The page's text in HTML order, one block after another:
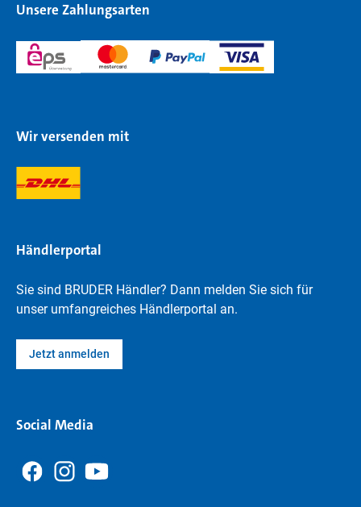
Unsere Zahlungsarten
Wir versenden mit
Händlerportal
Sie sind BRUDER Händler? Dann melden Sie sich für
unser umfangreiches Händlerportal an.
Jetzt anmelden
Social Media